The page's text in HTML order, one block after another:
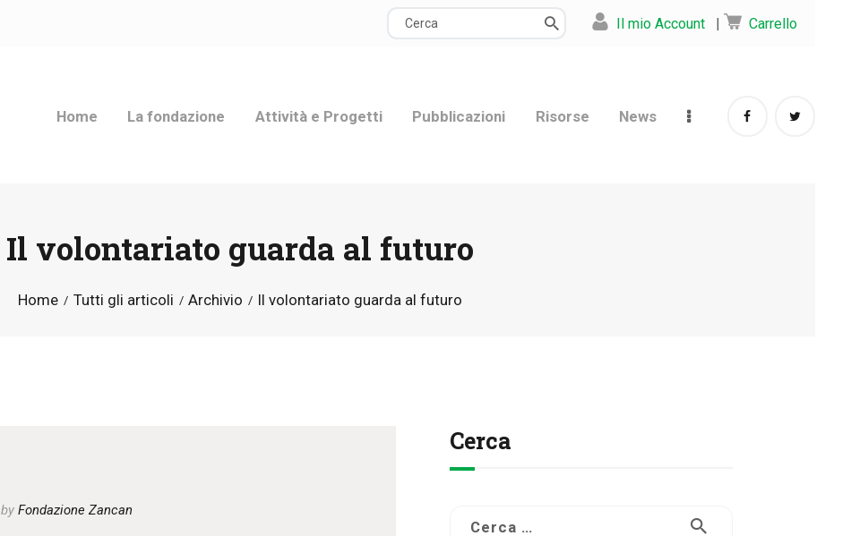
Il mio Account | Carrello
Home La fondazione Attività e Progetti Pubblicazioni Risorse News
Il volontariato guarda al futuro
Home Tutti gli articoli Archivio Il volontariato guarda al futuro
ATTIVITÀ E
PUBBLICAZIONI
byFondazione Zancan
Cerca